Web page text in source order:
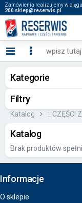
Zamówienia realizujemy w
200 sklep@reserwis.pl
Kategorie
Filtry
Katalog :: CZĘŚCI
Katalog
Brak produktów
Informacje
O sklepie